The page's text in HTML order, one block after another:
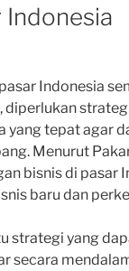
Indonesia
Indonesia
diperlukan
yang tepat agar
Menurut
bisnis di pasar
baru dan
strategi yang
secara